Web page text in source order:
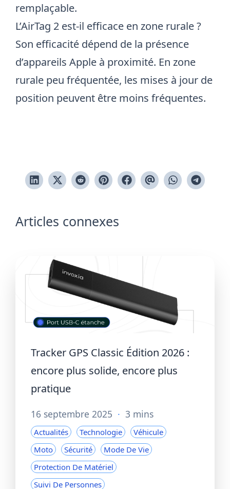
remplaçable.
L’AirTag 2 est-il efficace en zone rurale ?
Son efficacité dépend de la présence
d’appareils Apple à proximité. En zone
rurale peu fréquentée, les mises à jour de
position peuvent être moins fréquentes.
Articles connexes
Tracker GPS Classic Édition 2026 :
encore plus solide, encore plus
pratique
16 septembre 2025 · 3 mins
Actualités Technologie
Véhicule
Moto
Sécurité
Mode De Vie
Protection De Matériel
Suivi De Personnes